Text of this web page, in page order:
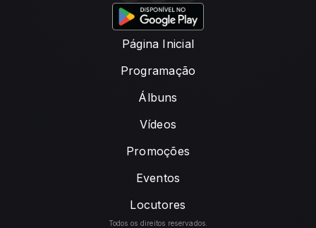
Página Inicial
Programação
Álbuns
Vídeos
Promoções
Eventos
Locutores
Todos os direitos reservados.